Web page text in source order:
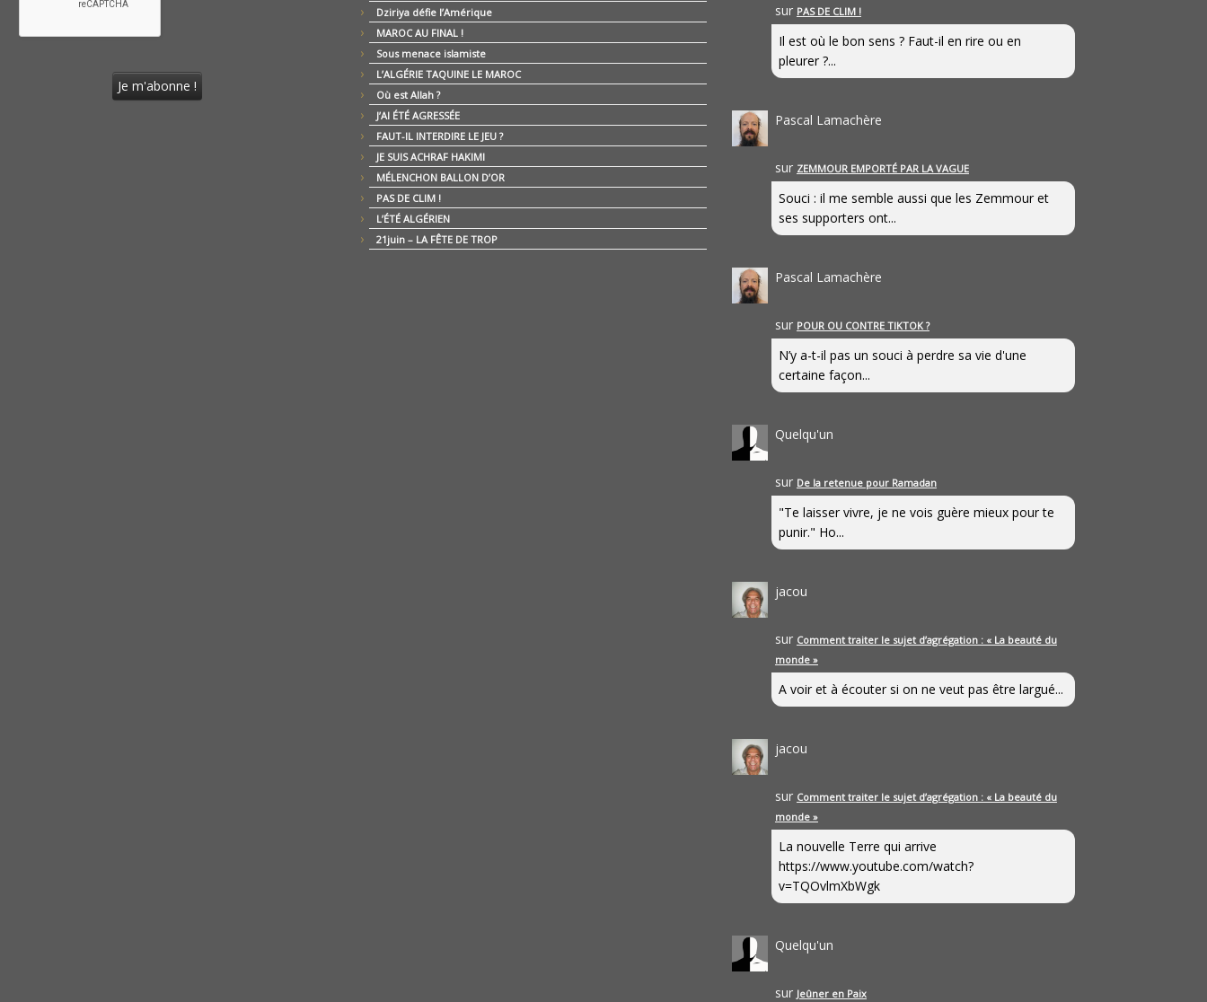
Dziriya défie l’Amérique
MAROC AU FINAL !
Sous menace islamiste
L’ALGÉRIE TAQUINE LE MAROC
Où est Allah ?
J’AI ÉTÉ AGRESSÉE
FAUT-IL INTERDIRE LE JEU ?
JE SUIS ACHRAF HAKIMI
MÉLENCHON BALLON D’OR
PAS DE CLIM !
L’ÉTÉ ALGÉRIEN
21juin – LA FÊTE DE TROP
sur PAS DE CLIM !
Il est où le bon sens ? Faut-il en rire ou en
pleurer ?...
Pascal Lamachère
sur ZEMMOUR EMPORTÉ PAR LA VAGUE
Souci : il me semble aussi que les Zemmour et
ses supporters ont...
Pascal Lamachère
sur POUR OU CONTRE TIKTOK ?
N’y a-t-il pas un souci à perdre sa vie d'une
certaine façon...
Quelqu'un
sur De la retenue pour Ramadan
"Te laisser vivre, je ne vois guère mieux pour te
punir." Ho...
jacou
sur Comment traiter le sujet d’agrégation : « La beauté du
monde »
A voir et à écouter si on ne veut pas être largué...
jacou
sur Comment traiter le sujet d’agrégation : « La beauté du
monde »
La nouvelle Terre qui arrive
https://www.youtube.com/watch?
v=TQOvlmXbWgk
Quelqu'un
sur Jeûner en Paix